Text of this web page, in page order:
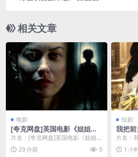
相关文章
电影
[夸克网盘]英国电影《姐姐的
骨头》（2026）惊悚
片名：[夸克网盘]英国电影《姐姐的
骨头》（2026）惊悚 分类：电影
又名：Be...
29 分前 0
短剧
我把
短剧
片名：
AI短剧
02...1 小